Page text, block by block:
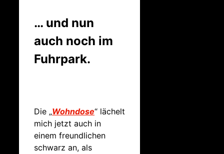
… und nun
auch noch im
Fuhrpark.
Die „Wohndose“ lächelt
mich jetzt auch in
einem freundlichen
schwarz an, als